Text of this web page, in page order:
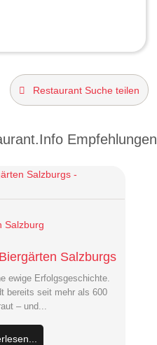
Restaurant Suche teilen
Empfehlungen
Salzburgs
Salzburg
ewige Erfolgsgeschichte.
bereits seit mehr als 600
– und...